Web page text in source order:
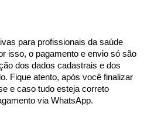
para profissionais da saúde
isso, o pagamento e envio só são
dos dados cadastrais e dos
Fique atento, após você finalizar
e caso tudo esteja correto
via WhatsApp.